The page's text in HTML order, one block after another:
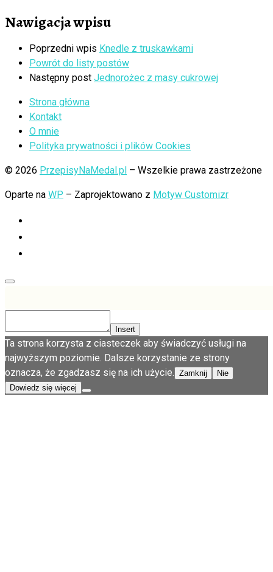
Nawigacja wpisu
Poprzedni wpis Knedle z truskawkami
Powrót do listy postów
Następny post Jednorożec z masy cukrowej
Strona główna
Kontakt
O mnie
Polityka prywatności i plików Cookies
© 2026 PrzepisyNaMedal.pl – Wszelkie prawa zastrzeżone
Oparte na WP – Zaprojektowano z Motyw Customizr
Insert
Ta strona korzysta z ciasteczek aby świadczyć usługi na
najwyższym poziomie. Dalsze korzystanie ze strony
oznacza, że zgadzasz się na ich użycie. Zamknij
Nie
Dowiedz się więcej